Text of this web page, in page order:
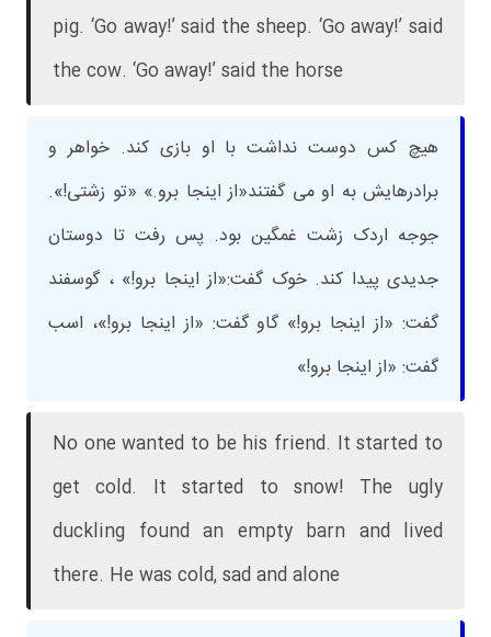
pig. ‘Go away!’ said the sheep. ‘Go away!’ said
the cow. ‘Go away!’ said the horse
هیچ کس دوست نداشت با او بازی کند. خواهر و
برادرهایش به او می گفتند«از اینجا برو.» «تو زشتی!».
جوجه اردک زشت غمگین بود. پس رفت تا دوستان
جدیدی پیدا کند. خوک گفت:«از اینجا برو!» ، گوسفند
گفت: «از اینجا برو!» گاو گفت: «از اینجا برو!»، اسب
گفت: «از اینجا برو!»
No one wanted to be his friend. It started to
get cold. It started to snow! The ugly
duckling found an empty barn and lived
there. He was cold, sad and alone